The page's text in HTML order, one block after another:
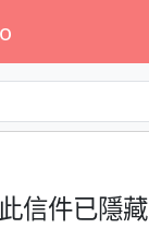
此信件已隱藏